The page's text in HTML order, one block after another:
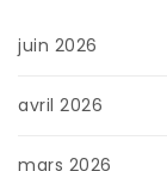
juin 2026
avril 2026
mars 2026